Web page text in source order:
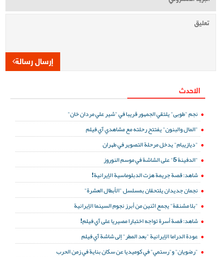
إرسال رسالة
الاحدث
نجم "طوبى" يلتقي الجمهور قريبا في "شير علي مردان خان"
"المال والبنون" يفتتح رحلته مع مشاهدي آي فيلم
"ديازيبام" يدخل مرحلة التصوير في طهران
"الدفينة 5" على الشاشة في موسم النوروز
شاهد: قصة جريمة هزت الدبلوماسية الإيرانية!
نجمان جديدان يلتحقان بمسلسل "الأبطال العشرة"
"بلا مشنقة" يجمع اثنين من أبرز نجوم السينما الإيرانية
شاهد: قصة أسرة تواجه اختبارا مصيريا على آي فيلم!
عودة الدراما الإيرانية "بعد المطر" إلى شاشة آي فيلم
"رضويان" و"رستمي" في كوميديا عن سكان بناية في زمن الحرب